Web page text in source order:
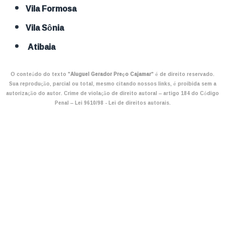
Vila Formosa
Vila Sônia
Atibaia
O conteúdo do texto "Aluguel Gerador Preço Cajamar" é de direito reservado.
Sua reprodução, parcial ou total, mesmo citando nossos links, é proibida sem a
autorização do autor. Crime de violação de direito autoral – artigo 184 do Código
Penal –Lei 9610/98 - Lei de direitos autorais.